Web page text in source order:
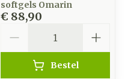
softgels Omarin
€ 88,90
Bestel